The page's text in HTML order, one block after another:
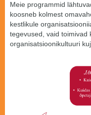
Meie programmid
koosneb kolmest
kestlikule
tegevused, vaid toimivad
organisatsioonikultuuri